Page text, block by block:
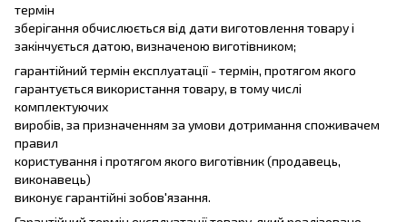
термін
зберігання обчислюється від дати виготовлення товару і
закінчується датою, визначеною виготівником;
гарантійний термін експлуатації - термін, протягом якого
гарантується використання товару, в тому числі
комплектуючих
виробів, за призначенням за умови дотримання споживачем
правил
користування і протягом якого виготівник (продавець,
виконавець)
виконує гарантійні зобов'язання.